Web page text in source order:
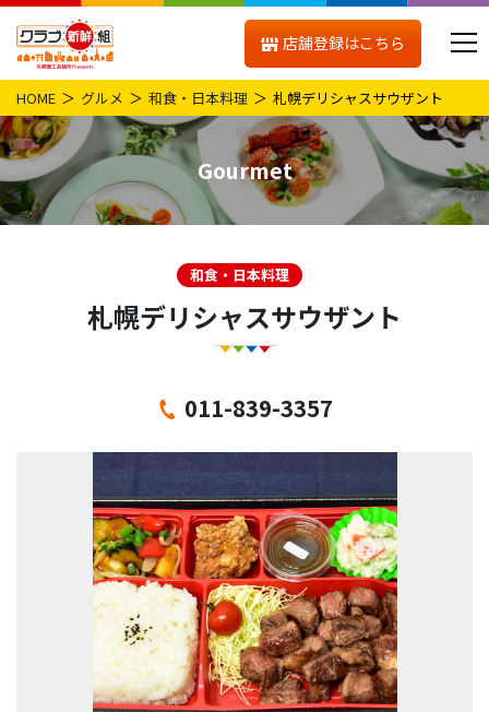
店舗登録はこちら
HOME グルメ 和食・日本料理 札幌デリシャスサウザント
Gourmet
和食・日本料理
札幌デリシャスサウザント
011-839-3357